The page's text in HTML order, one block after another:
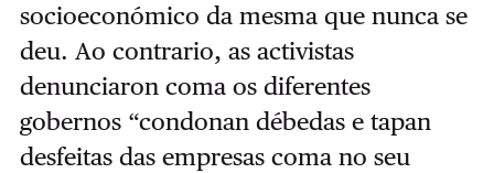
socioeconómico da mesma que nunca se
deu. Ao contrario, as activistas
denunciaron coma os diferentes
gobernos “condonan débedas e tapan
desfeitas das empresas coma no seu